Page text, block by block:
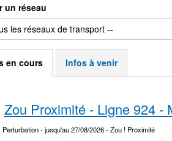
un réseau
en cours Infos à venir
Zou Proximité - Ligne 924 -
Perturbation- jusqu'au 27/08/2026- Zou ! Proximité